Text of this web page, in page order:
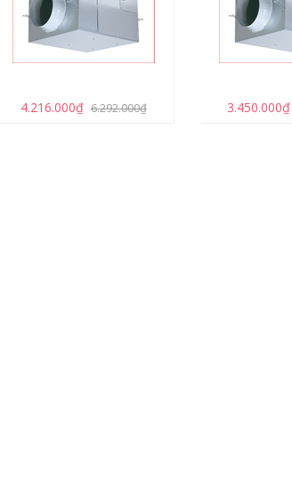
4.216.000₫ 6.292.000₫ 3.450.000₫